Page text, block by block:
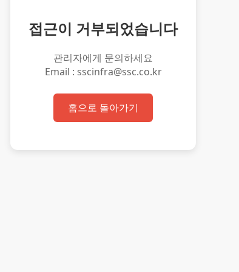
접근이 거부되었습니다
관리자에게 문의하세요
Email : sscinfra@ssc.co.kr
홈으로 돌아가기